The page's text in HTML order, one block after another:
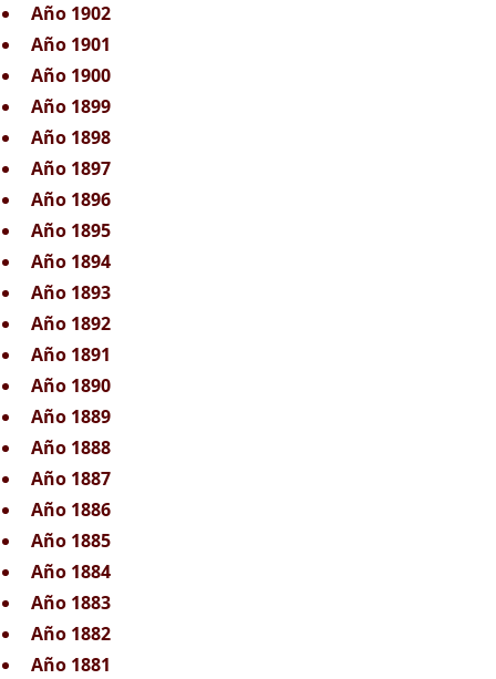
Año 1902
Año 1901
Año 1900
Año 1899
Año 1898
Año 1897
Año 1896
Año 1895
Año 1894
Año 1893
Año 1892
Año 1891
Año 1890
Año 1889
Año 1888
Año 1887
Año 1886
Año 1885
Año 1884
Año 1883
Año 1882
Año 1881